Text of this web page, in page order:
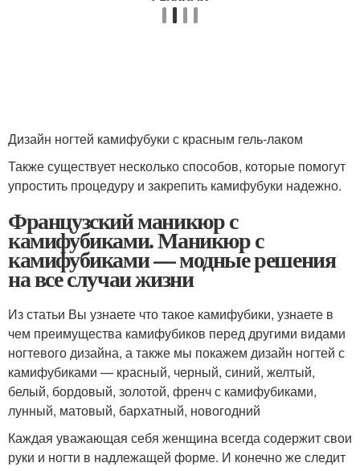
Дизайн ногтей камифубуки с красным гель-лаком
Также существует несколько способов, которые помогут
упростить процедуру и закрепить камифубуки надежно.
Французский маникюр с
камифубиками. Маникюр с
камифубиками — модные решения
на все случаи жизни
Из статьи Вы узнаете что такое камифубики, узнаете в
чем преимущества камифубиков перед другими видами
ногтевого дизайна, а также мы покажем дизайн ногтей с
камифубиками — красный, черный, синий, желтый,
белый, бордовый, золотой, френч с камифубиками,
лунный, матовый, бархатный, новогодний
Каждая уважающая себя женщина всегда содержит свои
руки и ногти в надлежащей форме. И конечно же следит